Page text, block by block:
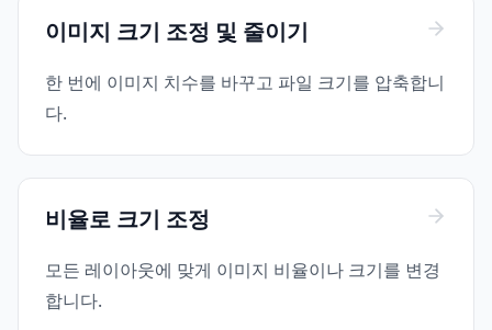
이미지 크기 조정 및 줄이기
한 번에 이미지 치수를 바꾸고 파일 크기를 압축합니
다.
비율로 크기 조정
모든 레이아웃에 맞게 이미지 비율이나 크기를 변경
합니다.